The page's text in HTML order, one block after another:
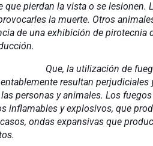
que pierdan la vista o se
la muerte. Otros
de una exhibición de pirotecnia
utilización de fuegos
resultan
personas y animales. Los
inflamables y explosivos, que
ondas expansivas que